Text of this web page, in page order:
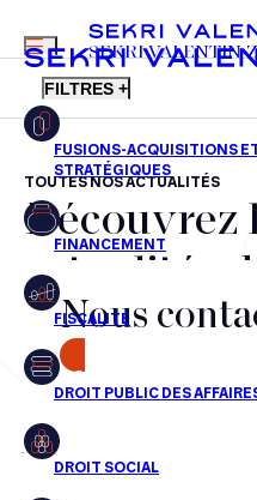
FR EN
MENU
SEKRI VALENTIN
FILTRES +
Fusions-acquisitions et
Financement
Fiscalité
Droit public des affaires
Droit social
TOUTES NOS ACTUALITÉS
Découvrez
actualités
nos
jour
Nous